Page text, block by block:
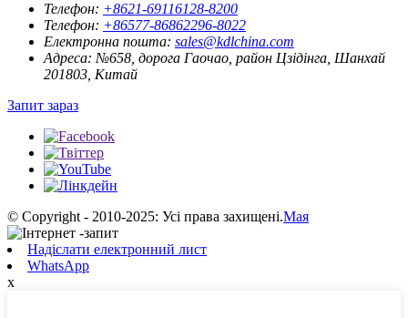
Телефон: +8621-69116128-8200
Телефон: +86577-86862296-8022
Електронна пошта: sales@kdlchina.com
Адреса: №658, дорога Гаочао, район Цзідінга, Шанхай
201803, Китай
Запит зараз
© Copyright - 2010-2025: Усі права захищені.Мая
Надіслати електронний лист
WhatsApp
x